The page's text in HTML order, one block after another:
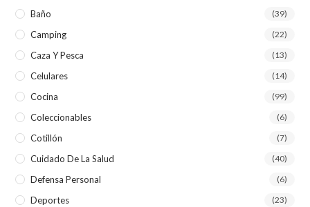
Baño (39)
Camping (22)
Caza Y Pesca (13)
Celulares (14)
Cocina (99)
Coleccionables (6)
Cotillón (7)
Cuidado De La Salud (40)
Defensa Personal (6)
Deportes (23)